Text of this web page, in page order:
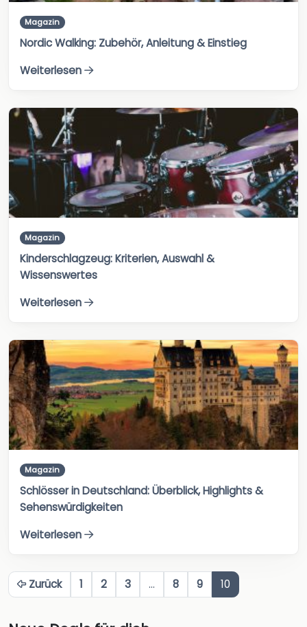
Magazin
Nordic Walking: Zubehör, Anleitung & Einstieg
Weiterlesen
Magazin
Kinderschlagzeug: Kriterien, Auswahl &
Wissenswertes
Weiterlesen
Magazin
Schlösser in Deutschland: Überblick, Highlights &
Sehenswürdigkeiten
Weiterlesen
Zurück 1 2 3 … 8 9 10